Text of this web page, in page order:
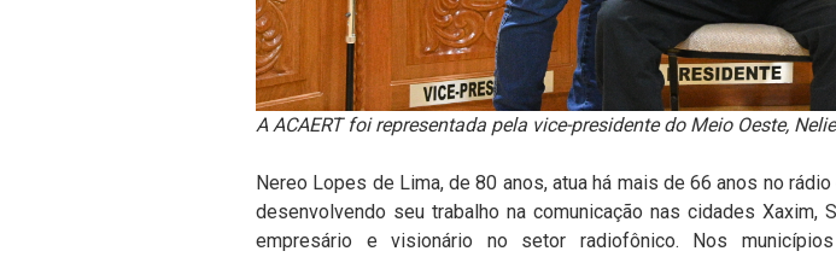
A ACAERT foi representada pela vice-presidente do Meio Oeste,
Nereo Lopes de Lima, de 80 anos, atua há mais de 66 anos no
desenvolvendo seu trabalho na comunicação nas cidades Xaxim,
empresário e visionário no setor radiofônico. Nos